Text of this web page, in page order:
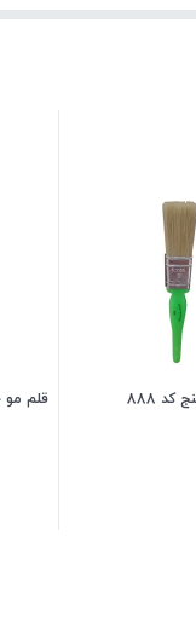
قلم مو خرم 3.4